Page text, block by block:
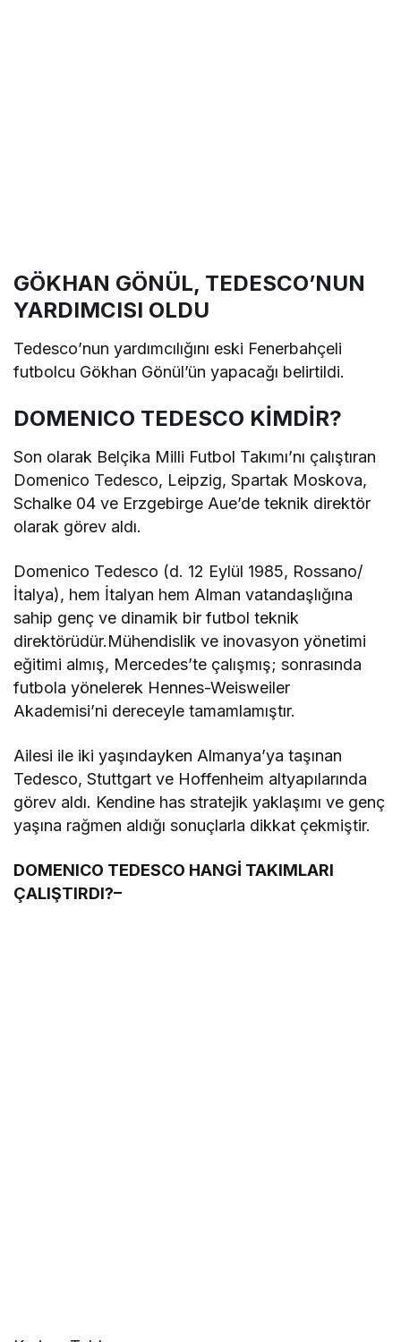
GÖKHAN GÖNÜL, TEDESCO’NUN
YARDIMCISI OLDU
Tedesco’nun yardımcılığını eski Fenerbahçeli
futbolcu Gökhan Gönül’ün yapacağı belirtildi.
DOMENICO TEDESCO KİMDİR?
Son olarak Belçika Milli Futbol Takımı’nı çalıştıran
Domenico Tedesco, Leipzig, Spartak Moskova,
Schalke 04 ve Erzgebirge Aue’de teknik direktör
olarak görev aldı.
Domenico Tedesco (d. 12 Eylül 1985, Rossano/
İtalya), hem İtalyan hem Alman vatandaşlığına
sahip genç ve dinamik bir futbol teknik
direktörüdür.Mühendislik ve inovasyon yönetimi
eğitimi almış, Mercedes’te çalışmış; sonrasında
futbola yönelerek Hennes-Weisweiler
Akademisi’ni dereceyle tamamlamıştır.
Ailesi ile iki yaşındayken Almanya’ya taşınan
Tedesco, Stuttgart ve Hoffenheim altyapılarında
görev aldı. Kendine has stratejik yaklaşımı ve genç
yaşına rağmen aldığı sonuçlarla dikkat çekmiştir.
DOMENICO TEDESCO HANGİ TAKIMLARI
ÇALIŞTIRDI?–